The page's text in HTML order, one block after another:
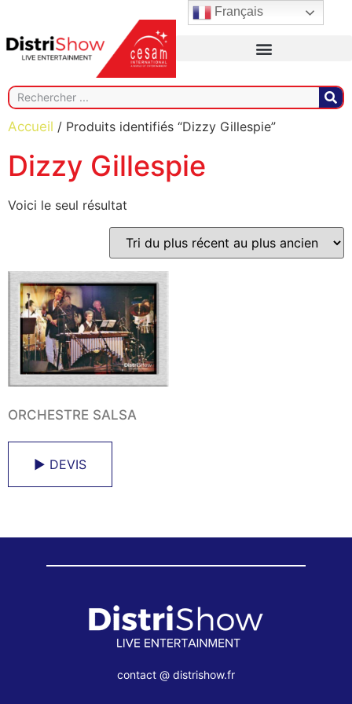
Accueil / Produits identifiés “Dizzy Gillespie”
Dizzy Gillespie
Voici le seul résultat
ORCHESTRE SALSA
► DEVIS
contact @ distrishow.fr
Français